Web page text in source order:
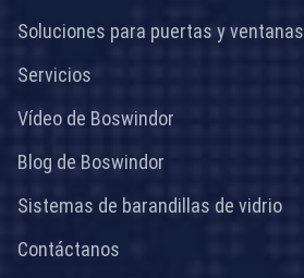
Soluciones para puertas y ventanas
Servicios
Vídeo de Boswindor
Blog de Boswindor
Sistemas de barandillas de vidrio
Contáctanos